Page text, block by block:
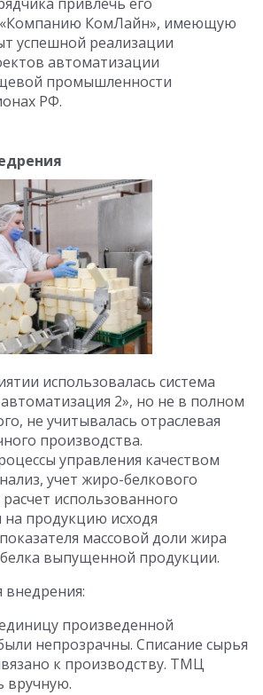
«Компанию КомЛайн», имеющую
успешной реализации
автоматизации
промышленности
РФ.
использовалась система
2», но не в полном
не учитывалась отраслевая
производства.
управления качеством
учет жиро-белкового
использованного
продукцию исходя
массовой доли жира
выпущенной продукции.
внедрения:
произведенной
непрозрачны. Списание сырья
к производству. ТМЦ
вручную.